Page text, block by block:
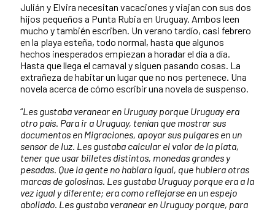
Julián y Elvira necesitan vacaciones y viajan con sus dos
hijos pequeños a Punta Rubia en Uruguay. Ambos leen
mucho y también escriben. Un verano tardío, casi febrero
en la playa esteña, todo normal, hasta que algunos
hechos inesperados empiezan a horadar el día a día.
Hasta que llega el carnaval y siguen pasando cosas. La
extrañeza de habitar un lugar que no nos pertenece. Una
novela acerca de cómo escribir una novela de suspenso.
“Les gustaba veranear en Uruguay porque Uruguay era
otro país. Para ir a Uruguay, tenían que mostrar sus
documentos en Migraciones, apoyar sus pulgares en un
sensor de luz. Les gustaba calcular el valor de la plata,
tener que usar billetes distintos, monedas grandes y
pesadas. Que la gente no hablara igual, que hubiera otras
marcas de golosinas. Les gustaba Uruguay porque era a la
vez igual y diferente; era como reflejarse en un espejo
abollado. Les gustaba veranear en Uruguay porque, para